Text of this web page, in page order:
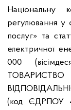
Національну
регулювання у
послуг» та
електричної
000
(код ЄДРПОУ